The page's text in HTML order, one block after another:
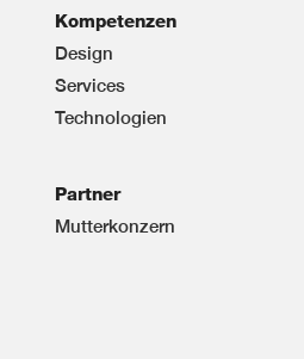
Kompetenzen
Design
Services
Technologien
Partner
Mutterkonzern